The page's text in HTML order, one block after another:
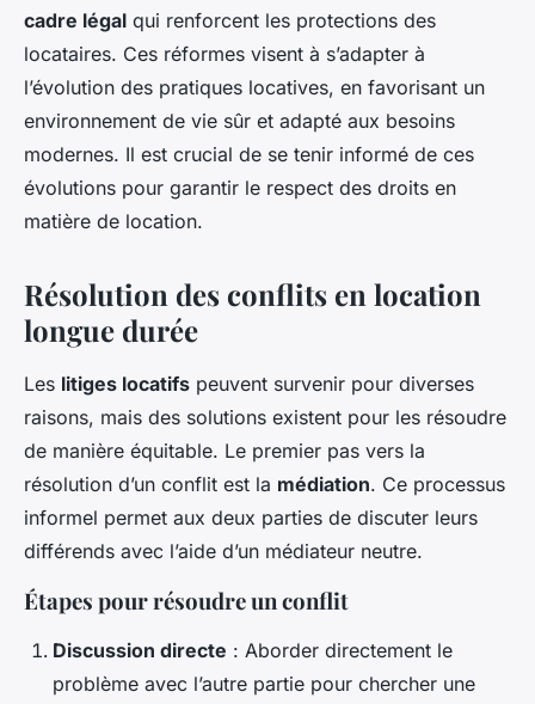
cadre légal qui renforcent les protections des
locataires. Ces réformes visent à s’adapter à
l’évolution des pratiques locatives, en favorisant un
environnement de vie sûr et adapté aux besoins
modernes. Il est crucial de se tenir informé de ces
évolutions pour garantir le respect des droits en
matière de location.
Résolution des conflits en location
longue durée
Les litiges locatifs peuvent survenir pour diverses
raisons, mais des solutions existent pour les résoudre
de manière équitable. Le premier pas vers la
résolution d’un conflit est la médiation. Ce processus
informel permet aux deux parties de discuter leurs
différends avec l’aide d’un médiateur neutre.
Étapes pour résoudre un conflit
Discussion directe : Aborder directement le
problème avec l’autre partie pour chercher une